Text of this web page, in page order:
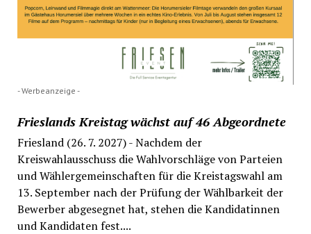
- Werbeanzeige -
Frieslands Kreistag wächst auf 46 Abgeordnete
Friesland (26. 7. 2027) - Nachdem der
Kreiswahlausschuss die Wahlvorschläge von Parteien
und Wählergemeinschaften für die Kreistagswahl am
13. September nach der Prüfung der Wählbarkeit der
Bewerber abgesegnet hat, stehen die Kandidatinnen
und Kandidaten fest....